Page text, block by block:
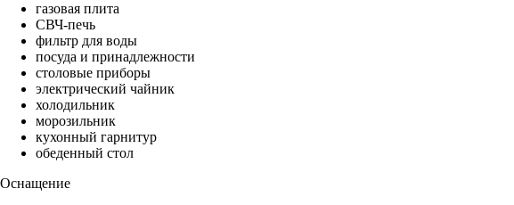
газовая плита
СВЧ-печь
фильтр для воды
посуда и принадлежности
столовые приборы
электрический чайник
холодильник
морозильник
кухонный гарнитур
обеденный стол
Оснащение